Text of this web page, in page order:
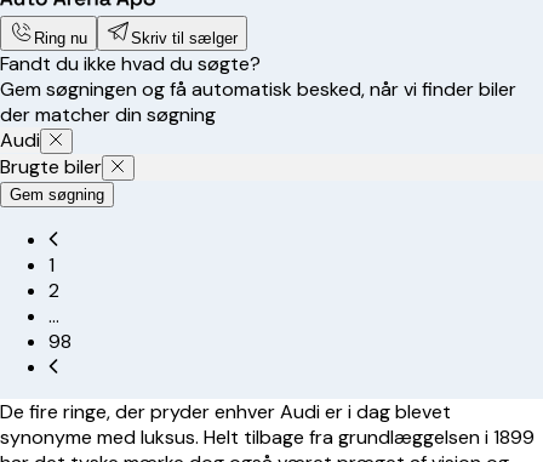
Ring nu Skriv til sælger
Fandt du ikke hvad du søgte?
Gem søgningen og få automatisk besked, når vi finder biler
der matcher din søgning
Audi
Brugte biler
Gem søgning
1
2
…
98
De fire ringe, der pryder enhver Audi er i dag blevet
synonyme med luksus. Helt tilbage fra grundlæggelsen i 1899